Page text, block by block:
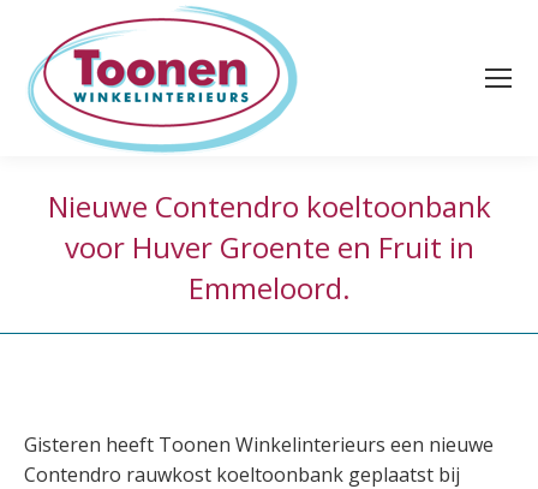
Nieuwe Contendro koeltoonbank
voor Huver Groente en Fruit in
Emmeloord.
Gisteren heeft Toonen Winkelinterieurs een nieuwe
Contendro rauwkost koeltoonbank geplaatst bij